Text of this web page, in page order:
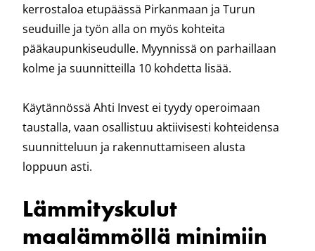
kerrostaloa etupäässä Pirkanmaan ja Turun
seuduille ja työn alla on myös kohteita
pääkaupunkiseudulle. Myynnissä on parhaillaan
kolme ja suunnitteilla 10 kohdetta lisää.
Käytännössä Ahti Invest ei tyydy operoimaan
taustalla, vaan osallistuu aktiivisesti kohteidensa
suunnitteluun ja rakennuttamiseen alusta
loppuun asti.
Lämmityskulut
maalämmöllä minimiin